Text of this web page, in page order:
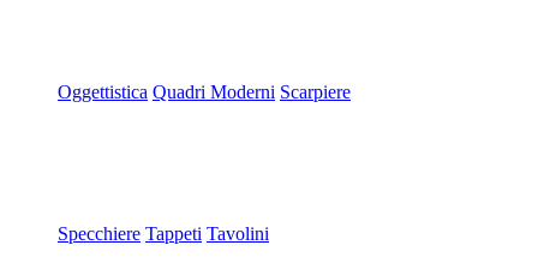
Oggettistica Quadri Moderni Scarpiere
Specchiere Tappeti Tavolini